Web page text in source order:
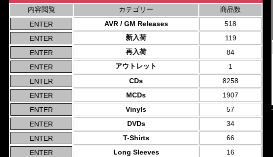
内容閲覧 カテゴリー
商品数
AVR / GM Releases
518
新入荷
119
再入荷
84
アウトレット
1
CDs
8258
MCDs
1907
Vinyls
57
DVDs
34
T-Shirts
66
Long Sleeves
16